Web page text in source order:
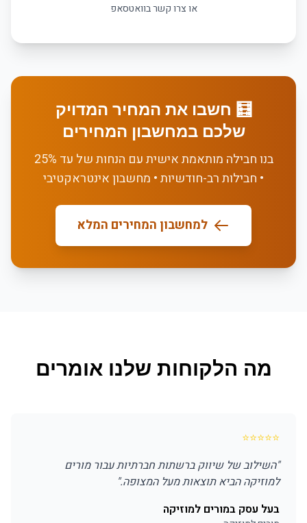
או צרו קשר בוואטסאפ
🧮 חשבו את המחיר המדויק
שלכם במחשבון המחירים
בנו חבילה מותאמת אישית עם הנחות של עד 25%
• חבילות רב-חודשיות • מחשבון אינטראקטיבי
למחשבון המחירים המלא
מה הלקוחות שלנו אומרים
⭐
⭐
⭐
⭐
⭐
"השילוב של שיווק ברשתות חברתיות עבור מורים
למוזיקה הביא תוצאות מעל המצופה."
בעל עסק במורים למוזיקה